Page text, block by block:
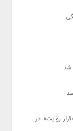
شد
روایت» در